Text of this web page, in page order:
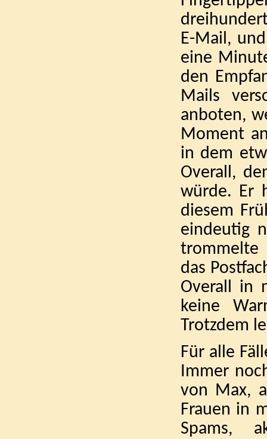
E-Mail,
eine
den
Mails
anboten,
Moment
in dem
Overall,
würde. Er
diesem
eindeutig
trommelte
das
Overall in
keine
Trotzdem
Für alle
Immer
von Max,
Frauen in
Spams,